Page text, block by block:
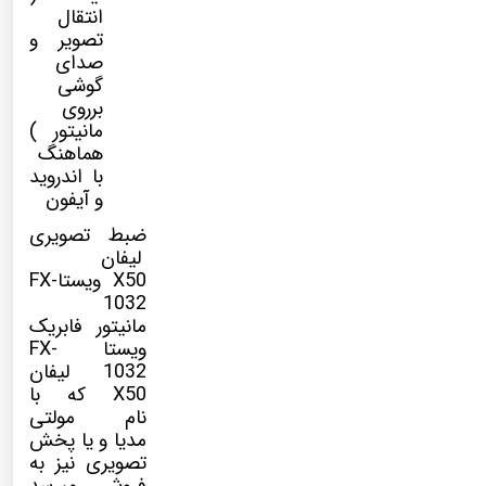
انتقال
تصویر و
صدای
گوشی
برروی
مانیتور )
هماهنگ
با اندروید
و آیفون
ضبط تصویری
لیفان
X50 ویستاFX-
1032
مانیتور فابریک
ویستا FX-
1032 لیفان
X50 که با
نام مولتی
مدیا و یا پخش
تصویری نیز به